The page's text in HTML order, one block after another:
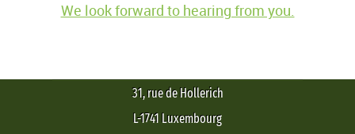
We look forward to hearing from you.
31, rue de Hollerich
L-1741 Luxembourg